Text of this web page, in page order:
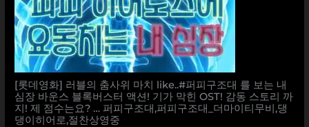
[롯데영화] 러블의 춤사위 마치 like..#퍼피구조대 를 보는 내
심장 바운스 블록버스터 액션! 기가 막힌 OST! 감동 스토리 까
지! 제 점수는요? … 퍼피구조대,퍼피구조대_더마이티무비,댕
댕이히어로,절찬상영중